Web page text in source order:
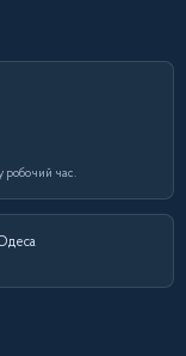
робочий час.